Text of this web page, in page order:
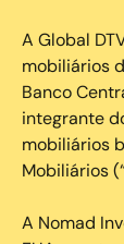
A Global
mobiliários
Banco
integrante
mobiliários
Mobiliários
‍A Nomad